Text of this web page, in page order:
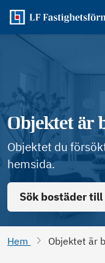
Objektet är
Objektet du
hemsida.
Sök bostäder till
Hem Objektet är